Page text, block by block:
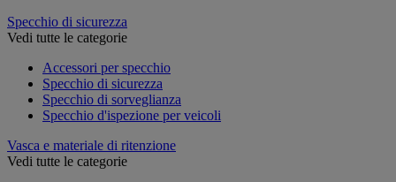
Specchio di sicurezza
Vedi tutte le categorie
Accessori per specchio
Specchio di sicurezza
Specchio di sorveglianza
Specchio d'ispezione per veicoli
Vasca e materiale di ritenzione
Vedi tutte le categorie